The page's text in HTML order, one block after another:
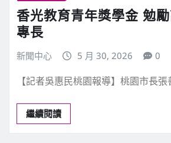
香光教育青年獎學金 勉
專長
新聞中心 5 月 30, 2026 0
【記者吳惠民桃園報導】桃園市長
繼續閱讀